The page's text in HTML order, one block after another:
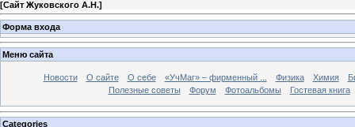
[Сайт Жуковского А.Н.]
Форма входа
Меню сайта
Новости О сайте О себе «УчМаг» – фирменный ... Физика Химия
Полезные советы
Форум Фотоальбомы Гостевая книга
Categories